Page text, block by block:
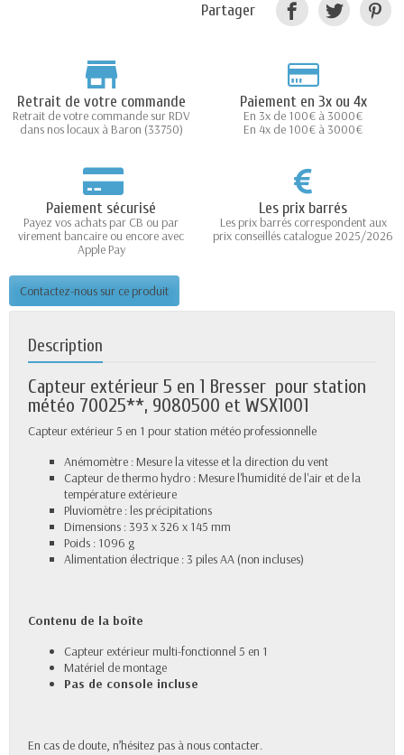
Partager
Retrait de votre commande
Retrait de votre commande sur RDV
dans nos locaux à Baron (33750)
Paiement en 3x ou 4x
En 3x de 100€ à 3000€
En 4x de 100€ à 3000€
Paiement sécurisé
Payez vos achats par CB ou par
virement bancaire ou encore avec
Apple Pay
Les prix barrés
Les prix barrés correspondent aux
prix conseillés catalogue 2025/2026
Contactez-nous sur ce produit
Description
Capteur extérieur 5 en 1 Bresser pour station
météo 70025**, 9080500 et WSX1001
Capteur extérieur 5 en 1 pour station météo professionnelle
Anémomètre : Mesure la vitesse et la direction du vent
Capteur de thermo hydro : Mesure l'humidité de l'air et de la
température extérieure
Pluviomètre : les précipitations
Dimensions : 393 x 326 x 145 mm
Poids : 1096 g
Alimentation électrique : 3 piles AA (non incluses)
Contenu de la boîte
Capteur extérieur multi-fonctionnel 5 en 1
Matériel de montage
Pas de console incluse
En cas de doute, n’hésitez pas à nous contacter.